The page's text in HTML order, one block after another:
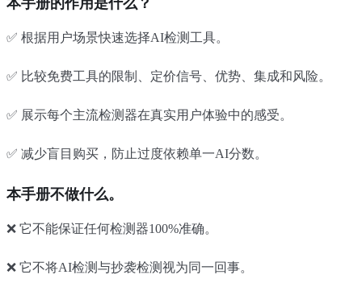
本手册的作用是什么？
✅ 根据用户场景快速选择AI检测工具。
✅ 比较免费工具的限制、定价信号、优势、集成和风险。
✅ 展示每个主流检测器在真实用户体验中的感受。
✅ 减少盲目购买，防止过度依赖单一AI分数。
本手册不做什么。
❌ 它不能保证任何检测器100%准确。
❌ 它不将AI检测与抄袭检测视为同一回事。